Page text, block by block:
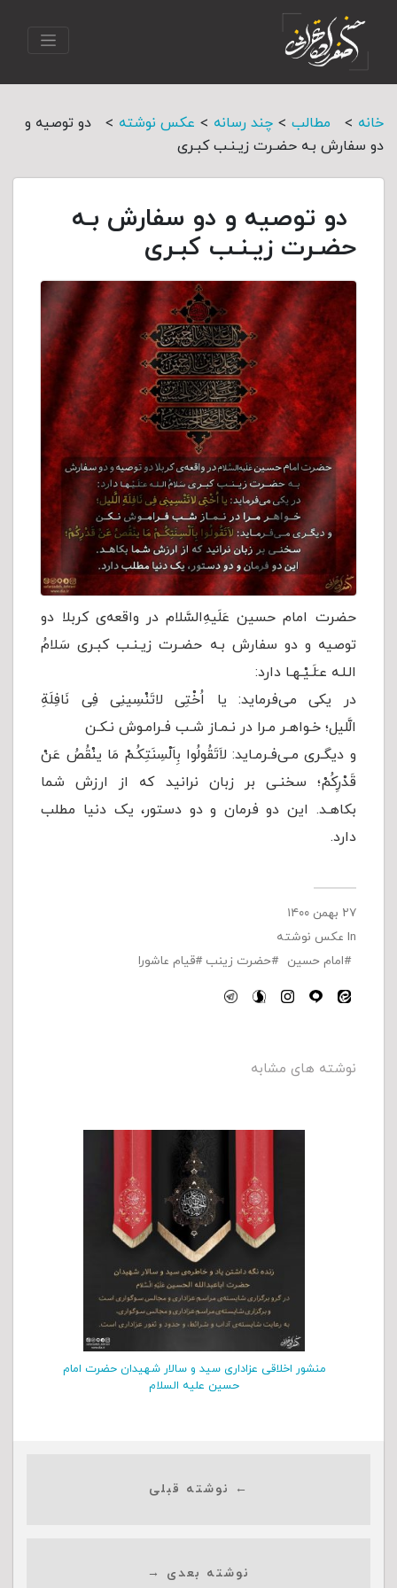
خانه > مطالب > چند رسانه > عکس نوشته >
دو توصیه و
دو سفارش بـه حضـرت زیـنـب کبـری
دو توصیه و دو سفارش بـه
حضـرت زیـنـب کبـری
حضرت امام حسین عَلَیهِ‌السَّلام در واقعه‌ی کربلا دو
توصیه و دو سفارش بـه حضـرت زیـنـب کبـری سَلامُ
الـلـه عـَلَـیْـهـا دارد:
در یکی می‌فرماید: یا اُخْتِی لاتَنْسِینِی فِی نَافِلَةِ
الَّلیل؛ خـواهـر مـرا در نـمـاز شـب فـرامـوش نـکـن
و دیگـری مـی‌فـرمـاید: لاَتَقُولُوا بِاَلْسِنَتِكُـمْ مَا ینْقُصُ عَنْ
قَدْرِكُمْ؛ سخنـی بر زبان نرانید كه از ارزش شما
بكاهـد. این دو فرمان و دو دستور، یک دنیا مطلب
دارد.
۲۷ بهمن ۱۴۰۰
In عکس نوشته
امام حسین
حضرت زینب قیام عاشورا
نوشته های مشابه
منشور اخلاقی عزاداری سید و سالار شهیدان حضرت امام
حسین علیه السلام
← نوشته قبلی
نوشته بعدی →